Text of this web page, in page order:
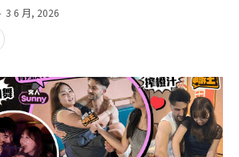
3 6 月, 2026